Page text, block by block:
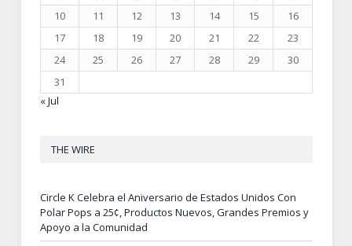
10
11 12 13 14 15
16
17
18 19 20 21 22
23
24
25 26 27 28 29
30
31
« Jul
THE WIRE
Circle K Celebra el Aniversario de Estados Unidos Con
Polar Pops a 25¢, Productos Nuevos, Grandes Premios y
Apoyo a la Comunidad